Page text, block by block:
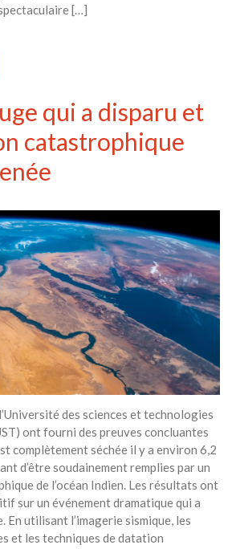
[…]
qui a disparu et
catastrophique
des sciences et technologies
ont fourni des preuves concluantes
complètement séchée il y a environ 6,2
d’être soudainement remplies par un
de l’océan Indien. Les résultats ont
sur un événement dramatique qui a
En utilisant l’imagerie sismique, les
et les techniques de datation